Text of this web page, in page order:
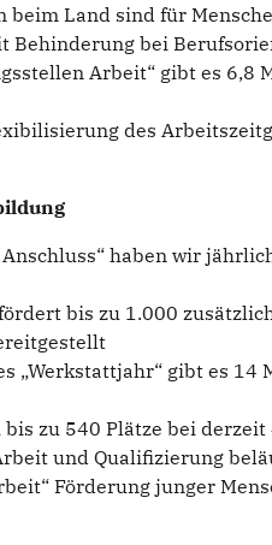
beim Land sind für
Behinderung bei
Arbeit“ gibt es
des
haben wir
bis zu 1.000
„Werkstattjahr“ gibt es
zu 540 Plätze bei
und Qualifizierung
Förderung junger